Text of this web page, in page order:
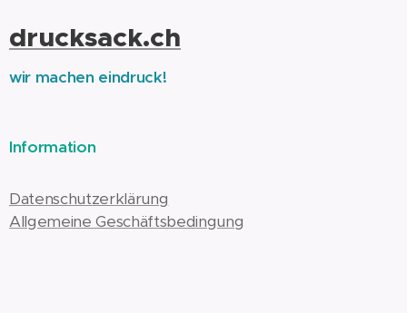
drucksack.ch
wir machen eindruck!
Information
Datenschutzerklärung
Allgemeine Geschäftsbedingung